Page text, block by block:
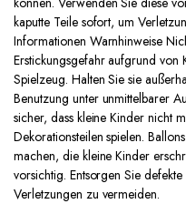
kaputte Teile sofort, um
Informationen Warnhinweise
Erstickungsgefahr aufgrund von
Spielzeug. Halten Sie sie
Benutzung unter unmittelbarer
sicher, dass kleine Kinder nicht
Dekorationsteilen spielen.
machen, die kleine Kinder
vorsichtig. Entsorgen Sie
Verletzungen zu vermeiden.